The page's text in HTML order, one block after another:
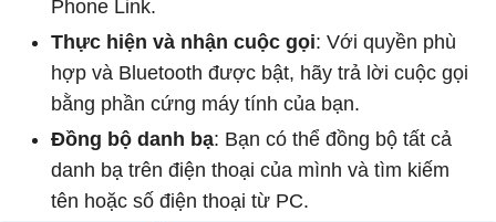
Phone Link.
Thực hiện và nhận cuộc gọi: Với quyền phù
hợp và Bluetooth được bật, hãy trả lời cuộc gọi
bằng phần cứng máy tính của bạn.
Đồng bộ danh bạ: Bạn có thể đồng bộ tất cả
danh bạ trên điện thoại của mình và tìm kiếm
tên hoặc số điện thoại từ PC.